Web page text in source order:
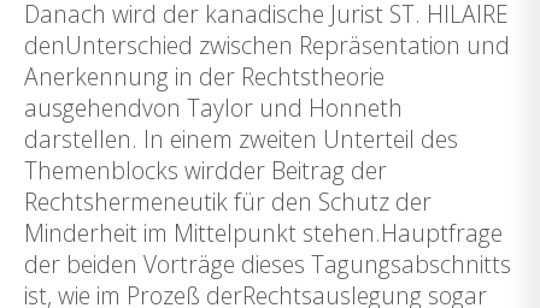
Danach wird der kanadische Jurist ST. HILAIRE
denUnterschied zwischen Repräsentation und
Anerkennung in der Rechtstheorie
ausgehendvon Taylor und Honneth
darstellen. In einem zweiten Unterteil des
Themenblocks wirdder Beitrag der
Rechtshermeneutik für den Schutz der
Minderheit im Mittelpunkt stehen.Hauptfrage
der beiden Vorträge dieses Tagungsabschnitts
ist, wie im Prozeß derRechtsauslegung sogar